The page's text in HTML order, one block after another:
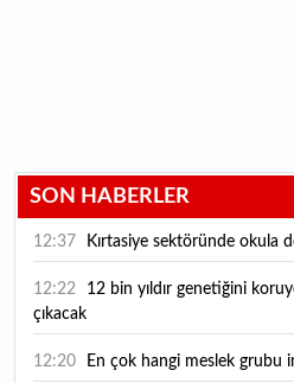
SON HABERLER
12:37 Kırtasiye sektöründe okula
12:22
çıkacak
12:20 En çok hangi meslek grubu